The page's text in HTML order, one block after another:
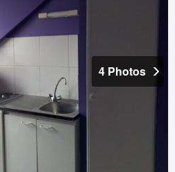
4 Photos